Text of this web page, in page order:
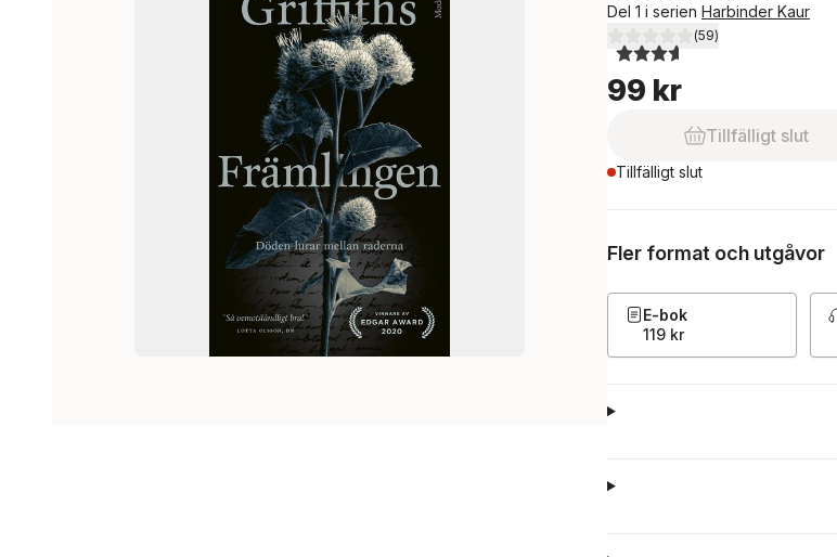
Del 1 i serien Harbinder Kaur
3,6utav 5 stjärnor. Totalt antal
(59)
99 kr
Tillfälligt slut
Tillfälligt slut
Fler format och utgåvor
E-bok
119 kr